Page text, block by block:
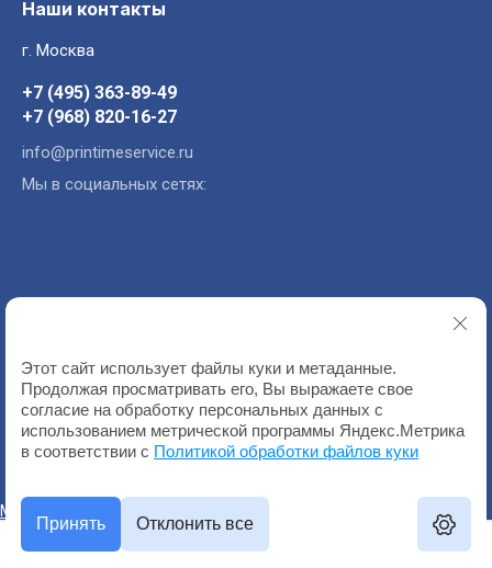
Наши контакты
г. Москва
+7 (495) 363-89-49
+7 (968) 820-16-27
info@printimeservice.ru
Мы в социальных сетях:
Политика конфиденциальности
Megagroup.ru
Этот сайт использует файлы куки и метаданные.
Продолжая просматривать его, Вы выражаете свое
согласие на обработку персональных данных с
использованием метрической программы Яндекс.Метрика
в соответствии с Политикой обработки файлов куки
Принять Отклонить все